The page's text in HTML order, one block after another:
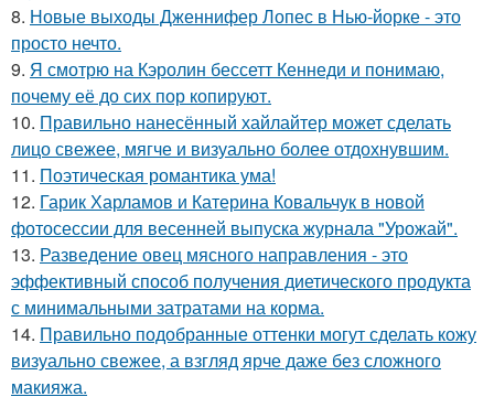
8. Новые выходы Дженнифер Лопес в Нью-йорке - это
просто нечто.
9. Я смотрю на Кэролин бессетт Кеннеди и понимаю,
почему её до сих пор копируют.
10. Правильно нанесённый хайлайтер может сделать
лицо свежее, мягче и визуально более отдохнувшим.
11. Поэтическая романтика ума!
12. Гарик Харламов и Катерина Ковальчук в новой
фотосессии для весенней выпуска журнала "Урожай".
13. Разведение овец мясного направления - это
эффективный способ получения диетического продукта
с минимальными затратами на корма.
14. Правильно подобранные оттенки могут сделать кожу
визуально свежее, а взгляд ярче даже без сложного
макияжа.